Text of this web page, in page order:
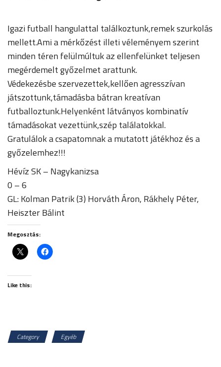
Igazi futball hangulattal találkoztunk,remek szurkolás
mellett.Ami a mérkőzést illeti véleményem szerint
minden téren felülmúltuk az ellenfelünket teljesen
megérdemelt győzelmet arattunk.
Védekezésbe szervezettek,kellően agresszívan
játszottunk,támadásba bátran kreatívan
futballoztunk.Helyenként látványos kombinatív
támadásokat vezettünk,szép találatokkal.
Gratulálok a csapatomnak a mutatott játékhoz és a
győzelemhez!!!
Hévíz SK – Nagykanizsa
0 – 6
GL: Kolman Patrik (3) Horváth Áron, Rákhely Péter,
Heiszter Bálint
Megosztás:
Like this:
Category Egyéb